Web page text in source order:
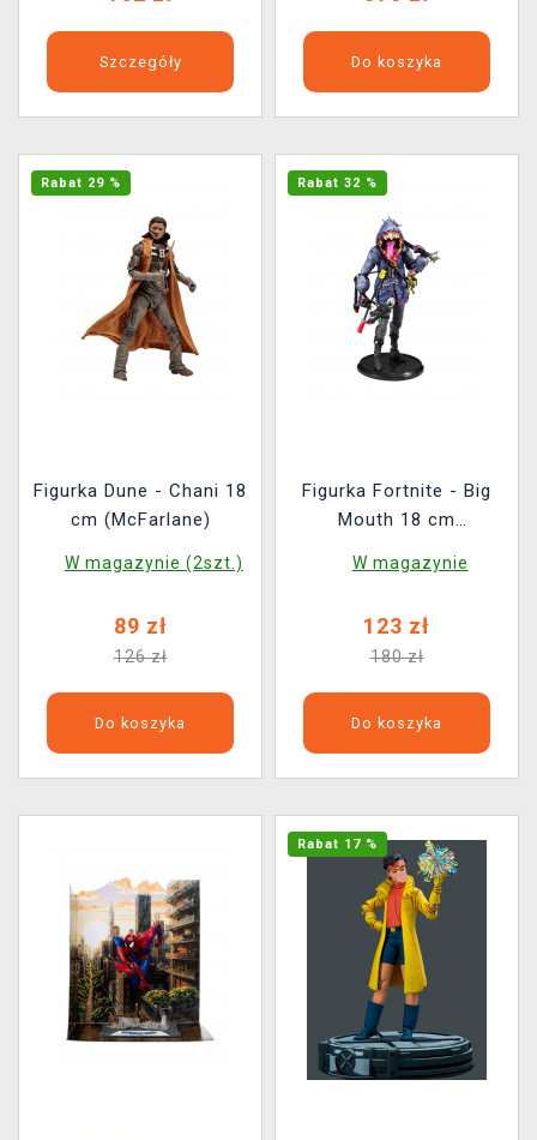
Szczegóły Do koszyka
Rabat 29 %
Figurka Dune - Chani 18
cm (McFarlane)
W magazynie (2szt.)
89 zł
126 zł
Do koszyka
Rabat 32 %
Figurka Fortnite - Big
Mouth 18 cm
W magazynie
123 zł
180 zł
Do koszyka
Rabat 17 %